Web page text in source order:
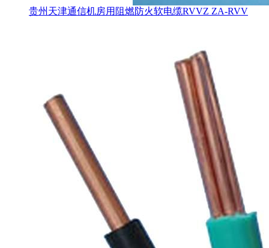
贵州天津通信机房用阻燃防火软电缆RVVZ ZA-RVV